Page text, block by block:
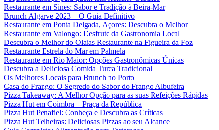
Restaurante em Sines: Sabor e Tradição à Beira-Mar
Brunch Algarve 2023 – O Guia Definitivo
Restaurante em Ponta Delgada, Açores: Descubra o Melhor
Restaurante em Valongo: Desfrute da Gastronomia Local
Descubra o Melhor do Olaias Restaurante na Figueira da Foz
Restaurante Estrela do Mar em Palmela
Restaurante em Rio Maior: Opções Gastronômicas Únicas
Descubra a Deliciosa Comida Turca Tradicional
Os Melhores Locais para Brunch no Porto
Casa do Frango: O Segredo do Sabor do Frango Albufeira
Pizza Takeaway: A Melhor Opção para as suas Refeições Rápidas
Pizza Hut em Coimbra – Praça da República
Pizza Hut Penafiel: Conheça e Descubra as Críticas
Pizza Hut Telheiras: Deliciosas Pizzas ao seu Alcance